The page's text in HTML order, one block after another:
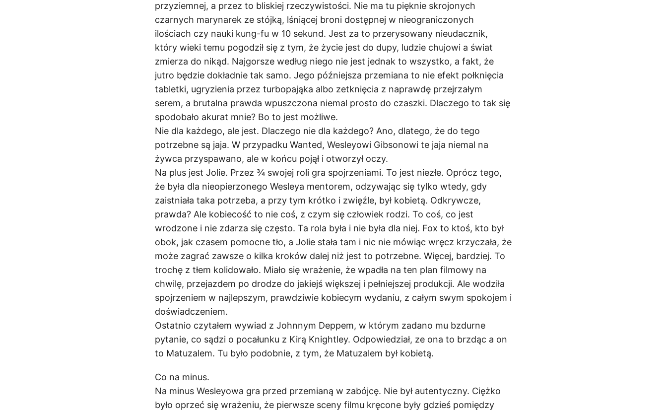
przyziemnej, a przez to bliskiej rzeczywistości. Nie ma tu pięknie skrojonych
czarnych marynarek ze stójką, lśniącej broni dostępnej w nieograniczonych
ilościach czy nauki kung-fu w 10 sekund. Jest za to przerysowany nieudacznik,
który wieki temu pogodził się z tym, że życie jest do dupy, ludzie chujowi a świat
zmierza do nikąd. Najgorsze według niego nie jest jednak to wszystko, a fakt, że
jutro będzie dokładnie tak samo. Jego późniejsza przemiana to nie efekt połknięcia
tabletki, ugryzienia przez turbopająka albo zetknięcia z naprawdę przejrzałym
serem, a brutalna prawda wpuszczona niemal prosto do czaszki. Dlaczego to tak się
spodobało akurat mnie? Bo to jest możliwe.
Nie dla każdego, ale jest. Dlaczego nie dla każdego? Ano, dlatego, że do tego
potrzebne są jaja. W przypadku Wanted, Wesleyowi Gibsonowi te jaja niemal na
żywca przyspawano, ale w końcu pojął i otworzył oczy.
Na plus jest Jolie. Przez ¾ swojej roli gra spojrzeniami. To jest niezłe. Oprócz tego,
że była dla nieopierzonego Wesleya mentorem, odzywając się tylko wtedy, gdy
zaistniała taka potrzeba, a przy tym krótko i zwięźle, był kobietą. Odkrywcze,
prawda? Ale kobiecość to nie coś, z czym się człowiek rodzi. To coś, co jest
wrodzone i nie zdarza się często. Ta rola była i nie była dla niej. Fox to ktoś, kto był
obok, jak czasem pomocne tło, a Jolie stała tam i nic nie mówiąc wręcz krzyczała, że
może zagrać zawsze o kilka kroków dalej niż jest to potrzebne. Więcej, bardziej. To
trochę z tłem kolidowało. Miało się wrażenie, że wpadła na ten plan filmowy na
chwilę, przejazdem po drodze do jakiejś większej i pełniejszej produkcji. Ale wodziła
spojrzeniem w najlepszym, prawdziwie kobiecym wydaniu, z całym swym spokojem i
doświadczeniem.
Ostatnio czytałem wywiad z Johnnym Deppem, w którym zadano mu bzdurne
pytanie, co sądzi o pocałunku z Kirą Knightley. Odpowiedział, ze ona to brzdąc a on
to Matuzalem. Tu było podobnie, z tym, że Matuzalem był kobietą.
Co na minus.
Na minus Wesleyowa gra przed przemianą w zabójcę. Nie był autentyczny. Ciężko
było oprzeć się wrażeniu, że pierwsze sceny filmu kręcone były gdzieś pomiędzy